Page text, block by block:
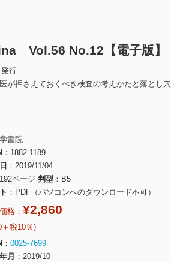
Vol.56 No.12【電子版】
行
が押さえておくべき検査の考えかたと落とし穴
書院
1882-1189
2019/11/04
192ページ 判型
B5
PDF（パソコンへのダウンロード不可）
格： ¥2,860
税10％)
0025-7699
月
2019/10